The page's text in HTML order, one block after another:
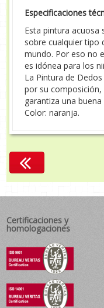
Especificaciones
Esta pintura acuosa
sobre cualquier tipo
mundo. Por eso no
es idónea para los
La Pintura de
por su
garantiza una
Color: naranja.
Certificaciones y
homologaciones